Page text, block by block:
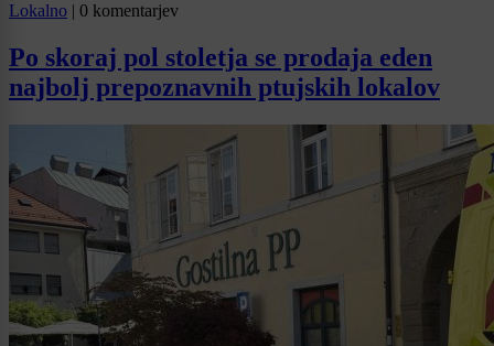
Lokalno | 0 komentarjev
Po skoraj pol stoletja se prodaja eden
najbolj prepoznavnih ptujskih lokalov